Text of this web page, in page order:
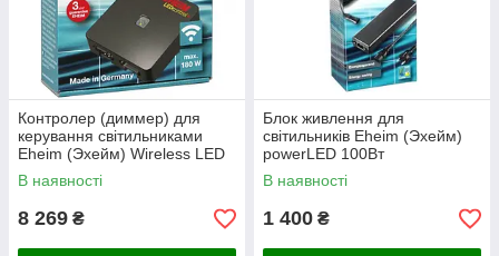
Контролер (диммер) для
керування світильниками
Eheim (Эхейм) Wireless LED
Controller 24В для
powerLED+
В наявності
8 269 ₴
Блок живлення для
світильників Eheim (Эхейм)
powerLED 100Вт
В наявності
1 400 ₴